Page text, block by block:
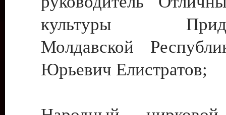
культуры
Молдавской
Юрьевич Елистратов;